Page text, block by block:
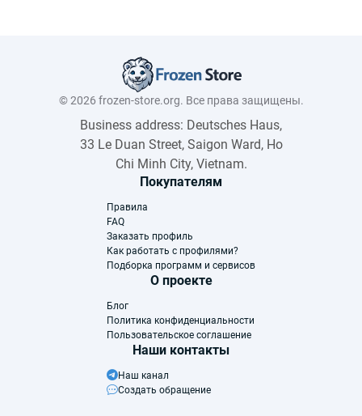
© 2026 frozen-store.org. Все права защищены.
Business address: Deutsches Haus,
33 Le Duan Street, Saigon Ward, Ho
Chi Minh City, Vietnam.
Покупателям
Правила
FAQ
Заказать профиль
Как работать с профилями?
Подборка программ и сервисов
О проекте
Блог
Политика конфиденциальности
Пользовательское соглашение
Наши контакты
Наш канал
Создать обращение